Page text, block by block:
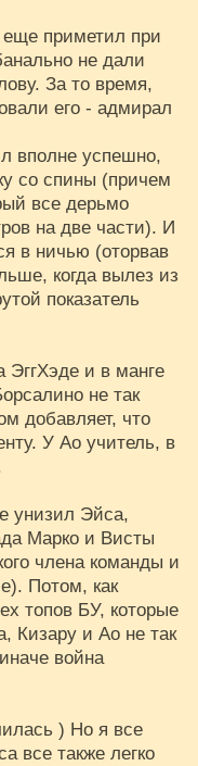
приметил при
не дали
За то время,
его - адмирал
вполне успешно,
со спины (причем
все дерьмо
на две части). И
в ничью (оторвав
когда вылез из
показатель
и в манге
не так
добавляет, что
У Ао учитель, в
унизил Эйса,
Марко и Висты
члена команды и
Потом, как
топов БУ, которые
Кизару и Ао не так
война
) Но я все
все также легко